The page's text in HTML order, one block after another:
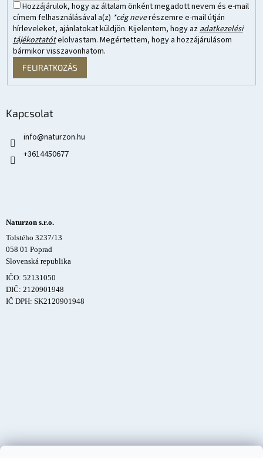
Hozzájárulok, hogy az általam önként megadott nevem és e-mail
címem felhasználásával a(z) *cég neverészemre e-mail útján
hírleveleket, ajánlatokat küldjön. Kijelentem, hogy azadatkezelési
tájékoztatótelolvastam. Megértettem, hogy a hozzájárulásom
bármikor visszavonhatom.
FELIRATKOZÁS
Kapcsolat
info@naturzon.hu
+3614450677
Naturzon s.r.o.
Tolstého 3237/13
058 01 Poprad
Slovenská republika
IČO: 52131050
DIČ: 2120901948
IČ DPH: SK2120901948